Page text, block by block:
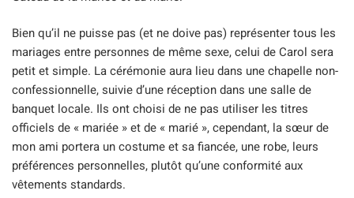
Bien qu’il ne puisse pas (et ne doive pas) représenter tous les
mariages entre personnes de même sexe, celui de Carol sera
petit et simple. La cérémonie aura lieu dans une chapelle non-
confessionnelle, suivie d’une réception dans une salle de
banquet locale. Ils ont choisi de ne pas utiliser les titres
officiels de « mariée » et de « marié », cependant, la sœur de
mon ami portera un costume et sa fiancée, une robe, leurs
préférences personnelles, plutôt qu’une conformité aux
vêtements standards.